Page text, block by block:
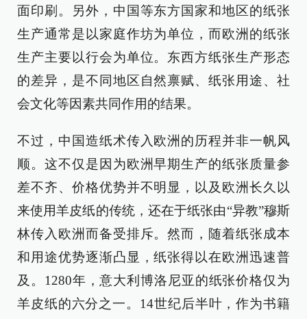
面印刷。另外，中国等东方国家和地区的纸张
生产通常是以家庭作坊为单位，而欧洲的纸张
生产主要以行会为单位。东西方纸张生产形态
的差异，是不同地区自然禀赋、纸张用途、社
会文化等因素共同作用的结果。
不过，中国造纸术传入欧洲的历程并非一帆风
顺。这不仅是因为欧洲早期生产的纸张质量参
差不齐、价格优势并不明显，以及欧洲长久以
来使用羊皮纸的传统，还在于纸张由“异教”穆斯
林传入欧洲而备受排斥。然而，随着纸张成本
和用途优势逐渐凸显，纸张得以在欧洲迅速普
及。1280年，意大利博洛尼亚的纸张价格仅为
羊皮纸的六分之一。14世纪后半叶，作为书籍